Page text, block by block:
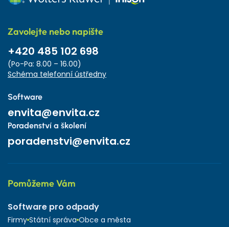
Zavolejte nebo napište
+420 485 102 698
(Po-Pa: 8.00 – 16.00)
Schéma telefonní ústředny
Software
envita@envita.cz
Poradenství a školení
poradenstvi@envita.cz
Pomůžeme Vám
Software pro odpady
Firmy Státní správa Obce a města